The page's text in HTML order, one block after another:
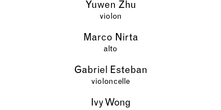
Yuwen Zhu
violon
Marco Nirta
alto
Gabriel Esteban
violoncelle
Ivy Wong